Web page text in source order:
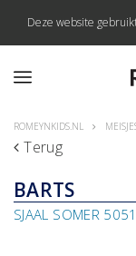
Deze website
Terug
ROMEYNKIDS.NL
BARTS
SJAAL SOMER 5051